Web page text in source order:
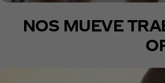
NOS MUEVE